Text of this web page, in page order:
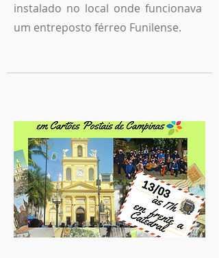
instalado no local onde funcionava
um entreposto férreo Funilense.